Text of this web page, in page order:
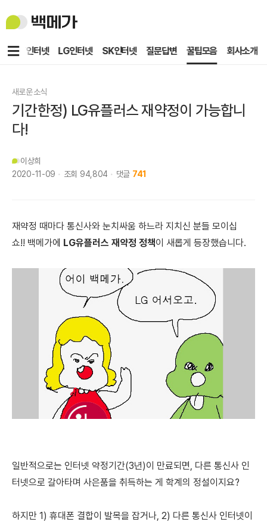
백
메
KT인터넷 LG인터넷 SK인터넷 질문답변 꿀팁모음 회사소개
메
새로운 소식
기간한정) LG유플러스 재약정이 가능합니
다!
이상희
2020-11-09
조회 94,804 댓글 741
재약정 때마다 통신사와 눈치싸움 하느라 지치신 분들 모이십
쇼!! 백메가에 LG유플러스 재약정 정책이 새롭게 등장했습니다.
일반적으로는 인터넷 약정기간(3년)이 만료되면, 다른 통신사 인
터넷으로 갈아타며 사은품을 취득하는 게 학계의 정설이지요?
하지만 1) 휴대폰 결합이 발목을 잡거나, 2) 다른 통신사 인터넷이